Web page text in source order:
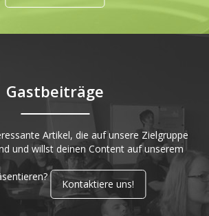
Gastbeiträge
Artikel, die auf unsere Zielgruppe
und willst deinen Content auf unserem
Kontaktiere uns!